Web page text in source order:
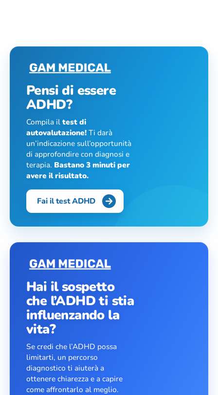
Pensi di essere
ADHD?
Compila iltest di
autovalutazione!Ti darà
un’indicazione sull’opportunità
di approfondire con diagnosi e
terapia. Bastano 3 minuti per
avere il risultato.
Fai il test ADHD
Hai il sospetto
che l’ADHD ti stia
influenzando la
vita?
Se credi che l’ADHD possa
limitarti, un percorso
diagnostico ti aiuterà a
ottenere chiarezza e a capire
come affrontarlo al meglio.